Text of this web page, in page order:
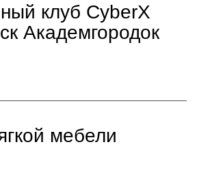
клуб CyberX
Академгородок
мебели